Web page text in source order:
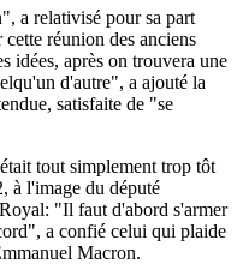
a relativisé pour sa part
réunion des anciens
idées, après on trouvera une
d'autre", a ajouté la
satisfaite de "se
tout simplement trop tôt
à l'image du député
"Il faut d'abord s'armer
a confié celui qui plaide
Macron.